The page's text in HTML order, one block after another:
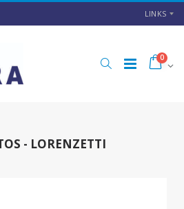
LINKS
0
- LORENZETTI